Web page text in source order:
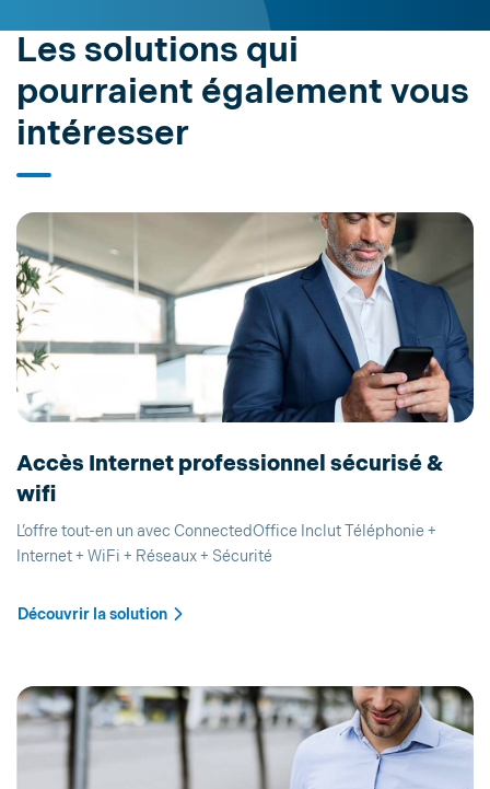
Les solutions qui
pourraient également vous
intéresser
Accès Internet professionnel sécurisé &
wifi
L’offre tout-en un avec ConnectedOffice Inclut Téléphonie +
Internet + WiFi + Réseaux + Sécurité
Découvrir la solution